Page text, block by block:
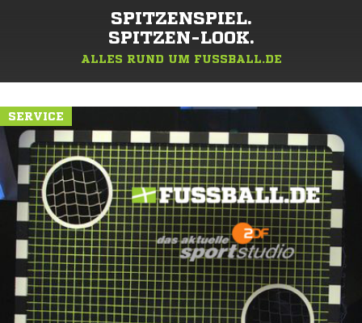
SPITZENSPIEL.
SPITZEN-LOOK.
ALLES RUND UM FUSSBALL.DE
SERVICE